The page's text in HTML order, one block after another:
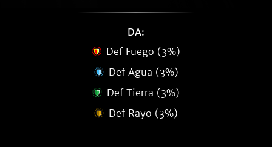
DA:
Def Fuego (3%)
Def Agua (3%)
Def Tierra (3%)
Def Rayo (3%)